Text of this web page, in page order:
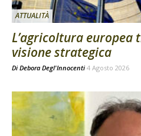
ATTUALITÀ
L’agricoltura
visione strategica
Di Debora Degl'Innocenti 4 Agosto 2026